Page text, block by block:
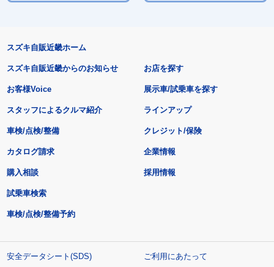
スズキ自販近畿ホーム
スズキ自販近畿からのお知らせ
お客様Voice
スタッフによるクルマ紹介
お店を探す
展示車/試乗車を探す
ラインアップ
車検/点検/整備 クレジット/保険
カタログ請求
購入相談
試乗車検索
車検/点検/整備予約
企業情報
採用情報
安全データシート(SDS)
ご利用にあたって